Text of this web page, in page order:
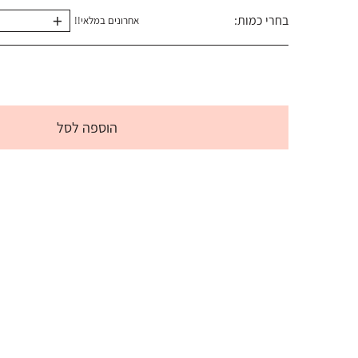
בחרי כמות: + אחרונים במלאי!!
הוספה לסל